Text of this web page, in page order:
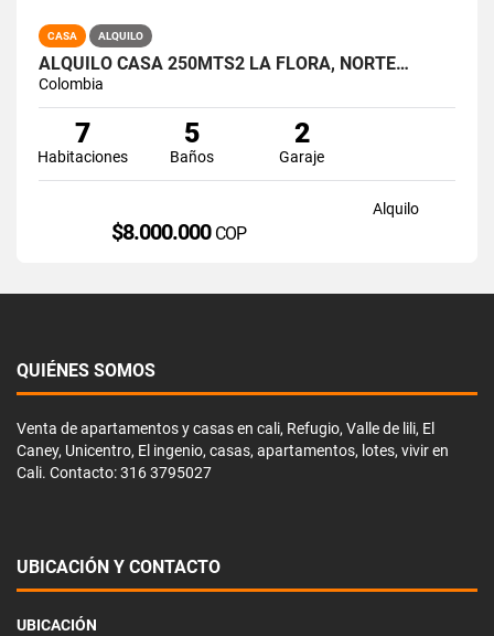
CASA ALQUILO
ALQUILO CASA 250MTS2 LA FLORA, NORTE…
Colombia
7
Habitaciones
5
Baños
2
Garaje
Alquilo
$8.000.000 COP
QUIÉNES SOMOS
Venta de apartamentos y casas en cali, Refugio, Valle de lili, El
Caney, Unicentro, El ingenio, casas, apartamentos, lotes, vivir en
Cali. Contacto: 316 3795027
UBICACIÓN Y CONTACTO
UBICACIÓN